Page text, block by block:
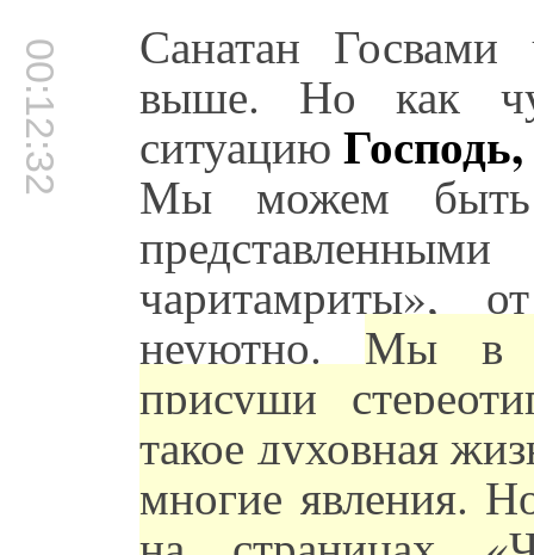
00:12:32 Санатан Госвами
выше. Но как
ситуацию
Мы можем быть
чаритамриты»,
неуютно. Мы в
присущи
такое духовная
многие явления.